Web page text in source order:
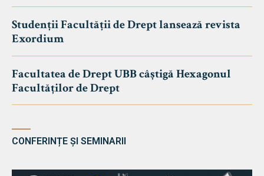
Studenții Facultății de Drept lansează revista
Exordium
Facultatea de Drept UBB câștigă Hexagonul
Facultăților de Drept
CONFERINȚE ȘI SEMINARII